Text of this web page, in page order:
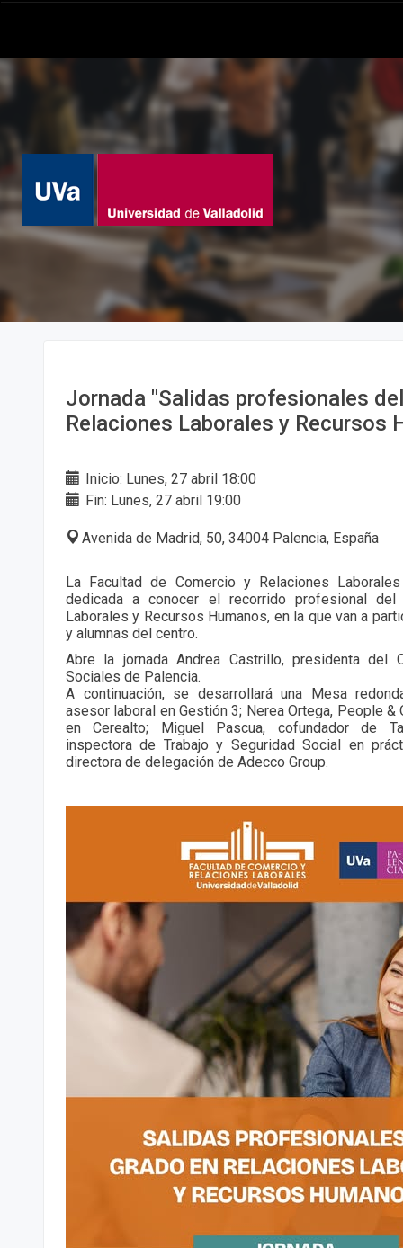
Jornada "Salidas profesionales
Relaciones Laborales y Recursos
Inicio: Lunes, 27 abril 18:00
Fin: Lunes, 27 abril 19:00
Avenida de Madrid, 50, 34004 Palencia, España
La Facultad de Comercio y Relaciones
dedicada a conocer el recorrido profesional del
Laborales y Recursos Humanos, en la que van a
y alumnas del centro.
Abre la jornada Andrea Castrillo, presidenta del
Sociales de Palencia.
A continuación, se desarrollará una Mesa
asesor laboral en Gestión 3; Nerea Ortega, People
en Cerealto; Miguel Pascua, cofundador de
inspectora de Trabajo y Seguridad Social en
directora de delegación de Adecco Group.